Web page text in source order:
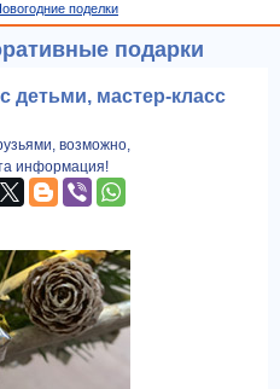
поделки
подарки
с детьми, мастер-класс
возможно,
информация!